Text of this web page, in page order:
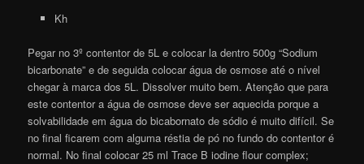
Kh
Pegar no 3º contentor de 5L e colocar la dentro 500g “Sodium
bicarbonate” e de seguida colocar água de osmose até o nível
chegar à marca dos 5L. Dissolver muito bem. Atenção que para
este contentor a água de osmose deve ser aquecida porque a
solvabilidade em água do bicabornato de sódio é muito difícil. Se
no final ficarem com alguma réstia de pó no fundo do contentor é
normal. No final colocar 25 ml Trace B iodine flour complex;